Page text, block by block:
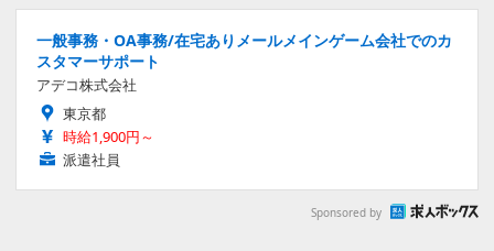
一般事務・OA事務/在宅ありメールメインゲーム会社でのカ
スタマーサポート
アデコ株式会社
東京都
時給1,900円～
派遣社員
Sponsored by